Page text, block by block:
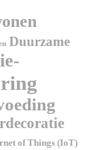
Duurzame
of Things (IoT)